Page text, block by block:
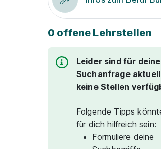
0 offene Lehrstellen
Leider sind für deine
Suchanfrage aktuell
keine Stellen
Folgende Tipps
für dich hilfreich sein:
Formuliere deine